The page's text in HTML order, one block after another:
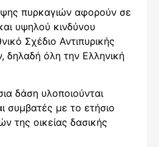
πυρκαγιών αφορούν σε
υψηλού κινδύνου
Σχέδιο Αντιπυρικής
δηλαδή όλη την Ελληνική
δάση υλοποιούνται
συμβατές με το ετήσιο
της οικείας δασικής